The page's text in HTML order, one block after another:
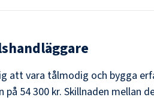
att vara tålmodig och bygga
på 54 300 kr. Skillnaden mellan